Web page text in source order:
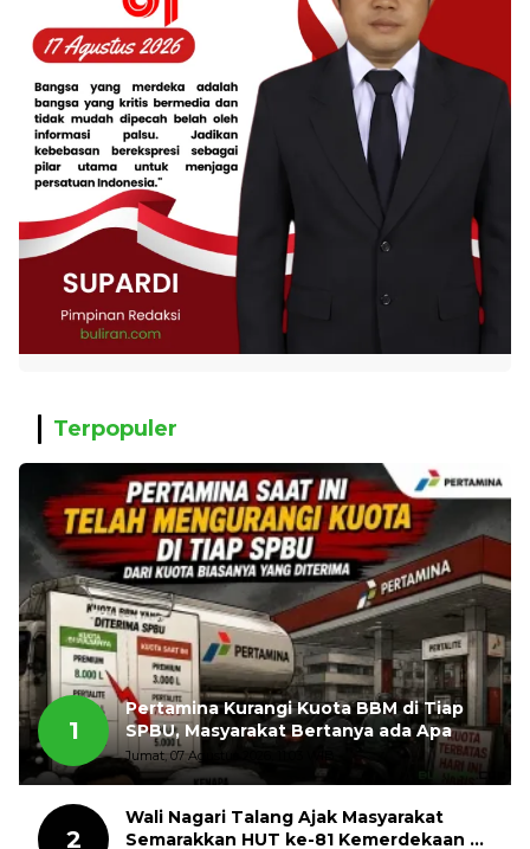
Terpopuler
1
Pertamina Kurangi Kuota BBM di Tiap
SPBU, Masyarakat Bertanya ada Apa
Jumat, 07 Agustus 2026, 11:03 WIB
2
Wali Nagari Talang Ajak Masyarakat
Semarakkan HUT ke-81 Kemerdekaan RI